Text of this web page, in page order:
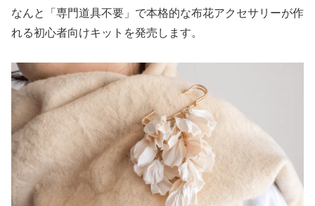
なんと「専門道具不要」で本格的な布花アクセサリーが作
れる初心者向けキットを発売します。